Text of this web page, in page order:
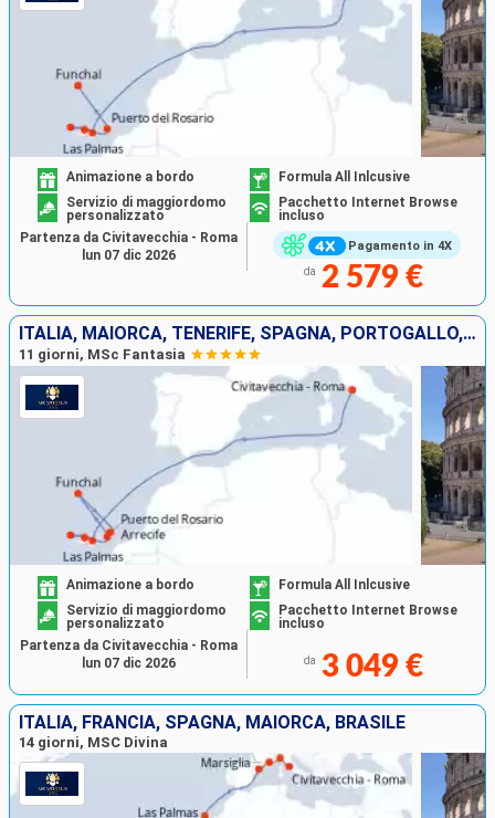
Pagamento in 4X
Animazione a bordo
Formula All Inlcusive
Servizio di maggiordomo
personalizzato
Pacchetto Internet Browse
incluso
da 2 579 €
Partenza da Civitavecchia - Roma
lun 07 dic 2026
ITALIA, MAIORCA, TENERIFE, SPAGNA, PORTOGALLO, LANZAROTE
11 giorni, MSc Fantasia
Animazione a bordo
Formula All Inlcusive
Servizio di maggiordomo
personalizzato
Pacchetto Internet Browse
incluso
da 3 049 €
Partenza da Civitavecchia - Roma
lun 07 dic 2026
ITALIA, FRANCIA, SPAGNA, MAIORCA, BRASILE
14 giorni, MSC Divina